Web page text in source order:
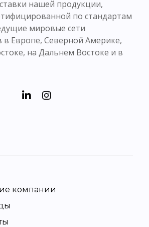
нашей продукции,
по стандартам
мировые сети
в Европе, Северной Америке,
на Дальнем Востоке и в
компании